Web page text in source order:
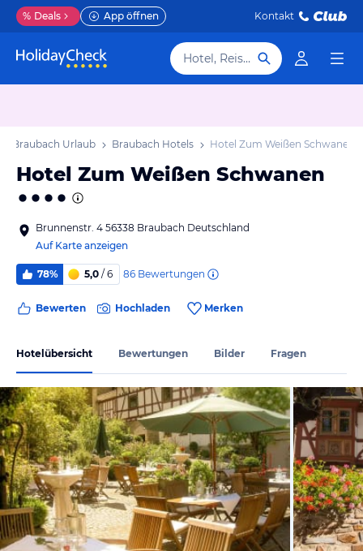
% Deals App öffnen Kontakt
Hotel, Reiseziel
Braubach Urlaub Braubach Hotels Hotel Zum Weißen Schwanen
Hotel Zum Weißen Schwanen
Brunnenstr. 4 56338 Braubach Deutschland
Auf Karte anzeigen
78% 5,0 / 6 86 Bewertungen
Bewerten Hochladen Merken
Hotelübersicht Bewertungen Bilder Fragen
vom